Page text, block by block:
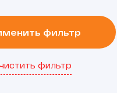
фильтр
фильтр